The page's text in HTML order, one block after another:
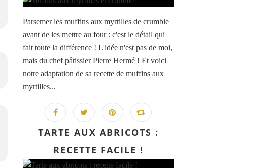
Parsemer les muffins aux myrtilles de crumble
avant de les mettre au four : c'est le détail qui
fait toute la différence ! L'idée n'est pas de moi,
mais du chef pâtissier Pierre Hermé ! Et voici
notre adaptation de sa recette de muffins aux
myrtilles...
TARTE AUX ABRICOTS :
RECETTE FACILE !